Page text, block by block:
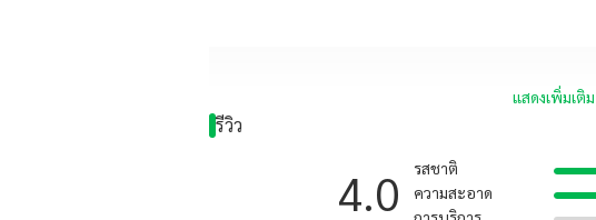
แสดงเพิ่มเติม
รีวิว
4.0 รสชาติ
ความสะอาด